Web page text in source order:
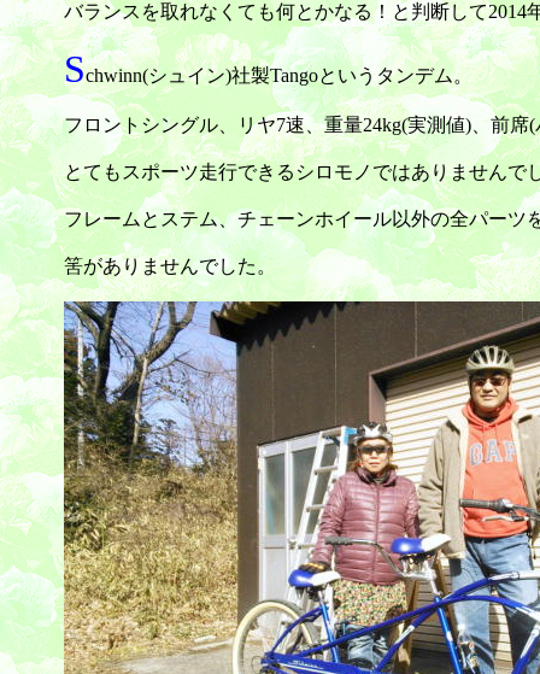
バランスを取れなくても何とかなる！と判断して2014
Schwinn(シュイン)社製Tangoというタンデム。
フロントシングル、リヤ7速、重量24kg(実測値)、前
とてもスポーツ走行できるシロモノではありませんで
フレームとステム、チェーンホイール以外の全パーツ
筈がありませんでした。